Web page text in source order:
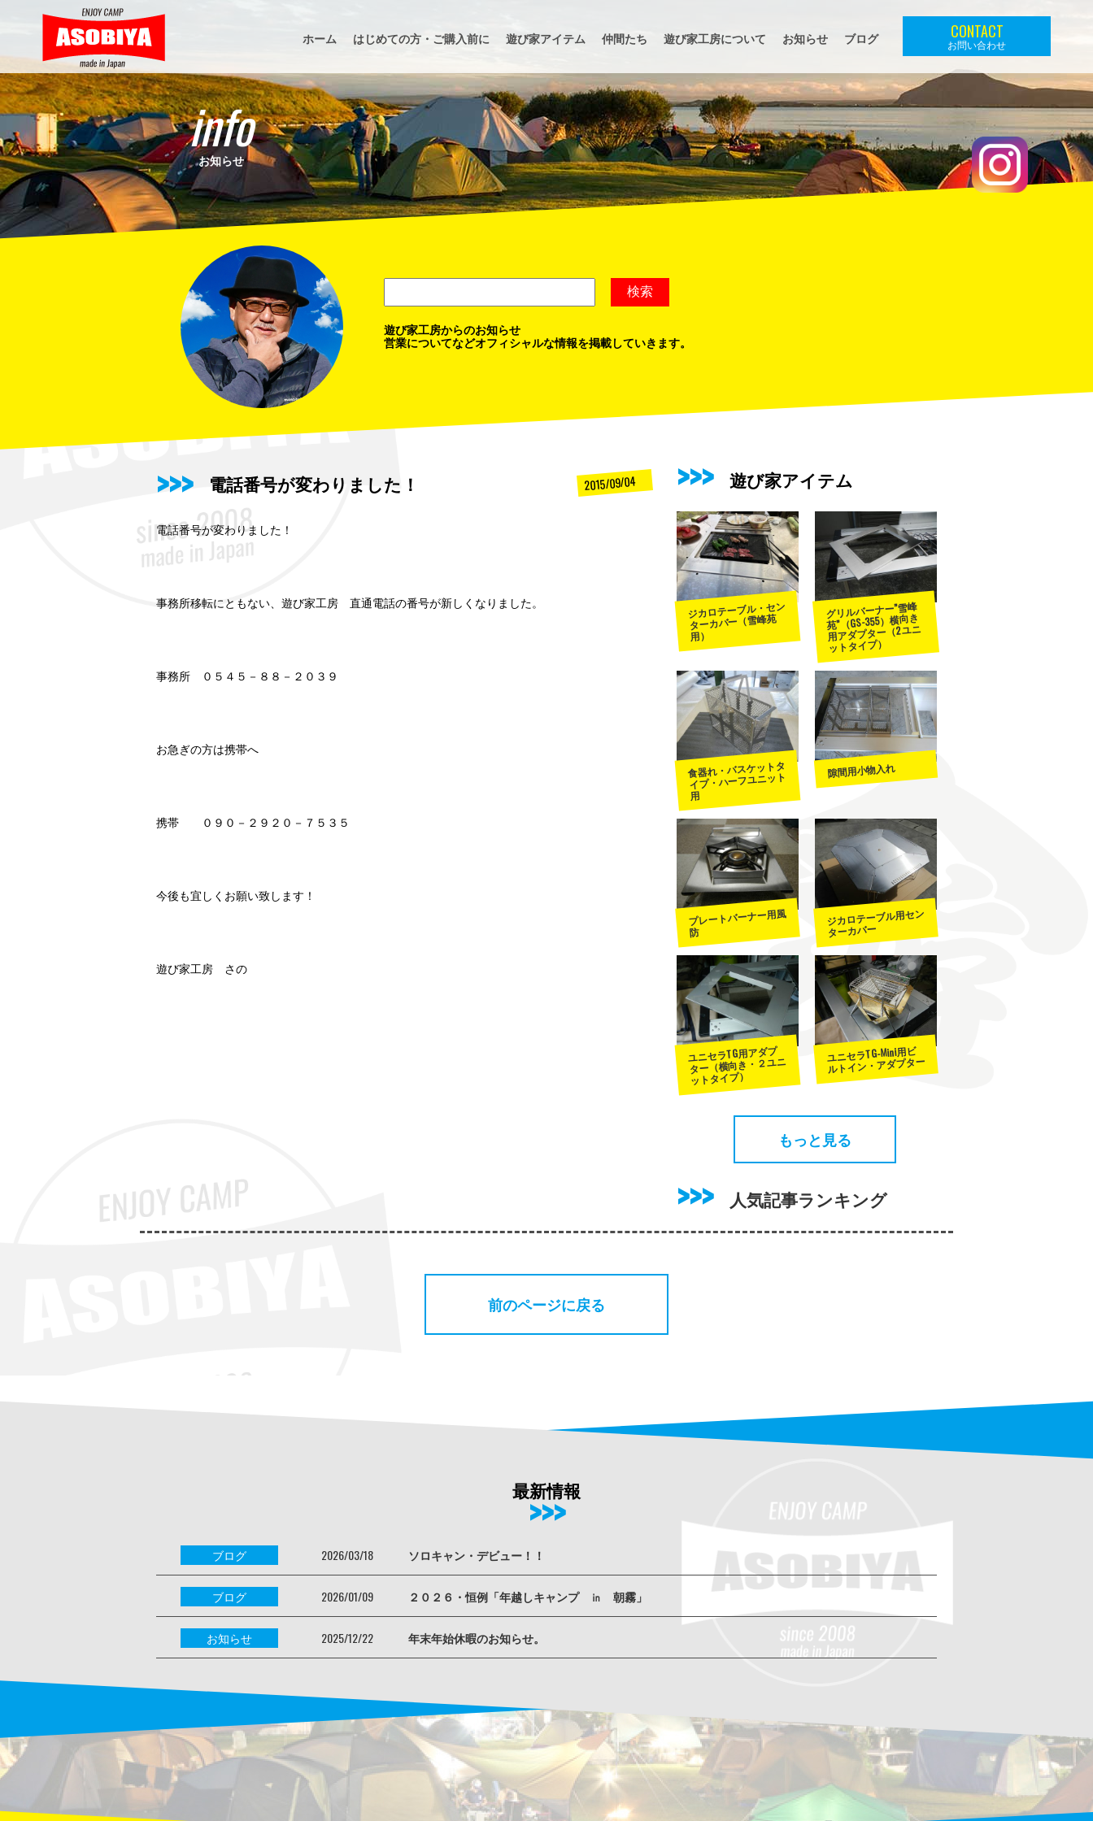
ホーム はじめての方・ご購入前に 遊び家アイテム 仲間たち 遊び家工房について お知らせ ブログ CONTACT
お問い合わせ
info
お知らせ
遊び家工房からのお知らせ
営業についてなどオフィシャルな情報を掲載していきます。
電話番号が変わりました！ 2015/09/04
電話番号が変わりました！
事務所移転にともない、遊び家工房 直通電話の番号が新しくなりました。
事務所 ０５４５－８８－２０３９
お急ぎの方は携帯へ
携帯 ０９０－２９２０－７５３５
今後も宜しくお願い致します！
遊び家工房 さの
遊び家アイテム
ジカロテーブル・セン
ターカバー（雪峰苑
用）
グリルバーナー”雪峰
苑”（GS-355）横向き
用アダプター（2ユニ
ットタイプ）
食器れ・バスケットタ
イプ・ハーフユニット
用
隙間用小物入れ
プレートバーナー用風
防
ジカロテーブル用セン
ターカバー
ユニセラTG用アダプ
ター（横向き・２ユニ
ットタイプ）
ユニセラTG-Mini用ビ
ルトイン・アダプター
もっと見る
人気記事ランキング
前のページに戻る
最新情報
ブログ 2026/03/18 ソロキャン・デビュー！！
ブログ 2026/01/09 ２０２６・恒例「年越しキャンプ ㏌ 朝霧」
お知らせ 2025/12/22 年末年始休暇のお知らせ。